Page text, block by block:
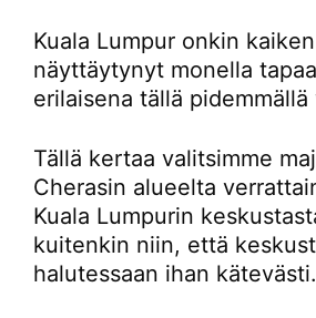
Kuala Lumpur onkin
näyttäytynyt monella
erilaisena tällä pidemmällä
Tällä kertaa valitsimme
Cherasin alueelta
Kuala Lumpurin
kuitenkin niin, että
halutessaan ihan kätevästi.